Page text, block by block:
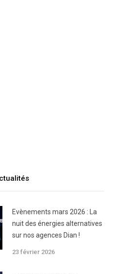
Evènements mars 2026 : La
nuit des énergies alternatives
sur nos agences Dian !
23 février 2026